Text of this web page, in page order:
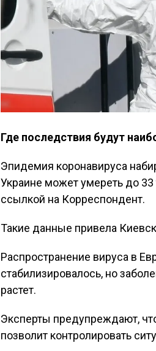
Где последствия будут
Эпидемия коронавируса
Украине может умереть до
ссылкой на Корреспондент.
Такие данные привела
Распространение вируса в
стабилизировалось, но
растет.
Эксперты предупреждают,
позволит контролировать